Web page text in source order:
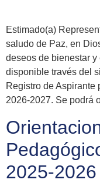
Estimado(a)
saludo de Paz, en
deseos de bienestar y
disponible través del
Registro de Aspirante
2026-2027. Se podrá
2025-2026